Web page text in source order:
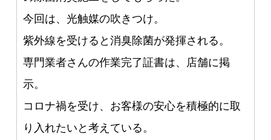
今回は、光触媒の吹きつけ。
紫外線を受けると消臭除菌が発揮される。
専門業者さんの作業完了証書は、店舗に掲
示。
コロナ禍を受け、お客様の安心を積極的に取
り入れたいと考えている。